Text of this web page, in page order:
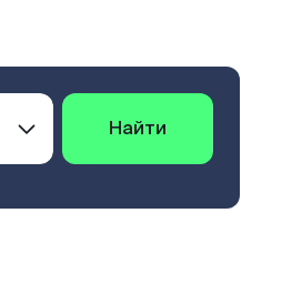
Найти